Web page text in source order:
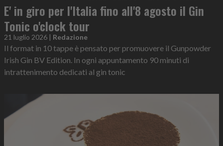
E' in giro per l'Italia fino all'8 agosto il Gin
Tonic o'clock tour
21 luglio 2026 | Redazione
Il format in 10 tappe è pensato per promuovere il Gunpowder
Irish Gin BV Edition. In ogni appuntamento 90 minuti di
intrattenimento dedicati al gin tonic